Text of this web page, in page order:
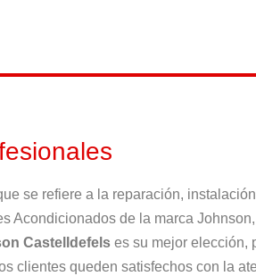
se refiere a la reparación,
Acondicionados de la marca
Castelldefels es su mejor elección,
clientes queden satisfechos con la